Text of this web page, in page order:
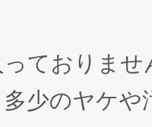
ておりませ
少のヤケ